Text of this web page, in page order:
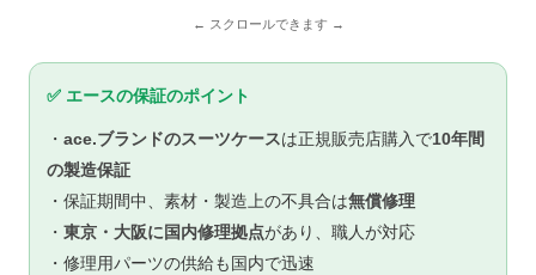
✅ エースの保証のポイント
・ ace.ブランドのスーツケースは正規販売店購入で10年間
の製造保証
・保証期間中、素材・製造上の不具合は無償修理
・ 東京・大阪に国内修理拠点があり、職人が対応
・修理用パーツの供給も国内で迅速